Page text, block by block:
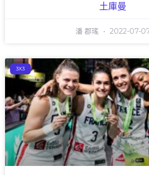
土庫曼
潘 郡瑤 2022-07-
3X3